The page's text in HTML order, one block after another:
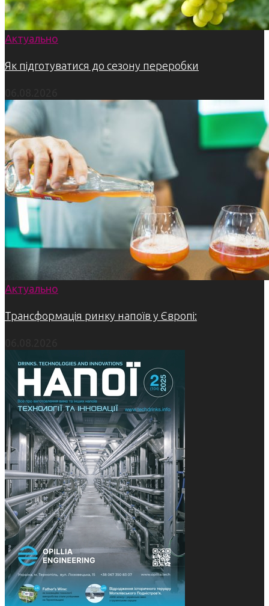
Актуально
Як підготуватися до сезону переробки
Актуально
Трансформація ринку напоїв у Європі: